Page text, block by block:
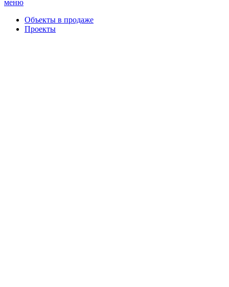
меню
Объекты в продаже
Проекты